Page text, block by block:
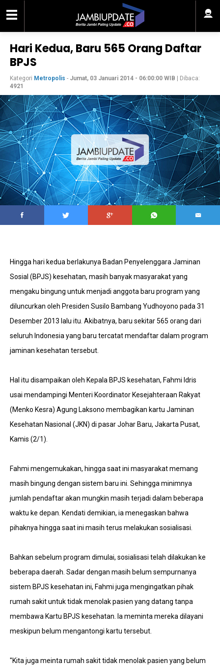
Hari Kedua, Baru 565 Orang Daftar
BPJS
Kategori Metropolis - Jumat, 03 Januari 2014 - 06:00:00 WIB | Dibaca:
4921
Hingga hari kedua berlakunya Badan Penyelenggara Jaminan
Sosial (BPJS) kesehatan, masih banyak masyarakat yang
mengaku bingung untuk menjadi anggota baru program yang
diluncurkan oleh Presiden Susilo Bambang Yudhoyono pada 31
Desember 2013 lalu itu. Akibatnya, baru sekitar 565 orang dari
seluruh Indonesia yang baru tercatat mendaftar dalam program
jaminan kesehatan tersebut.
Hal itu disampaikan oleh Kepala BPJS kesehatan, Fahmi Idris
usai mendampingi Menteri Koordinator Kesejahteraan Rakyat
(Menko Kesra) Agung Laksono membagikan kartu Jaminan
Kesehatan Nasional (JKN) di pasar Johar Baru, Jakarta Pusat,
Kamis (2/1).
Fahmi mengemukakan, hingga saat ini masyarakat memang
masih bingung dengan sistem baru ini. Sehingga minimnya
jumlah pendaftar akan mungkin masih terjadi dalam beberapa
waktu ke depan. Kendati demikian, ia menegaskan bahwa
pihaknya hingga saat ini masih terus melakukan sosialisasi.
Bahkan sebelum program dimulai, sosialisasi telah dilakukan ke
beberapa daerah. Sadar dengan masih belum sempurnanya
sistem BPJS kesehatan ini, Fahmi juga mengingatkan pihak
rumah sakit untuk tidak menolak pasien yang datang tanpa
membawa Kartu BPJS kesehatan. Ia meminta mereka dilayani
meskipun belum mengantongi kartu tersebut.
"Kita juga meinta rumah sakit tidak menolak pasien yang belum